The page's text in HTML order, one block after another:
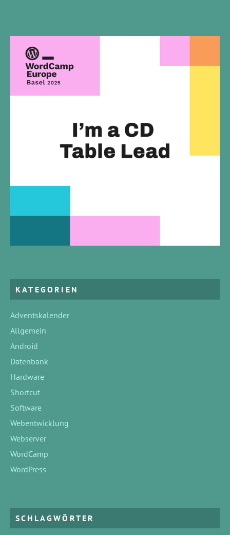
KATEGORIEN
Adventskalender
Allgemein
Android
Datenbank
Hardware
Shortcut
Software
Webentwicklung
Webserver
WordCamp
WordPress
SCHLAGWÖRTER